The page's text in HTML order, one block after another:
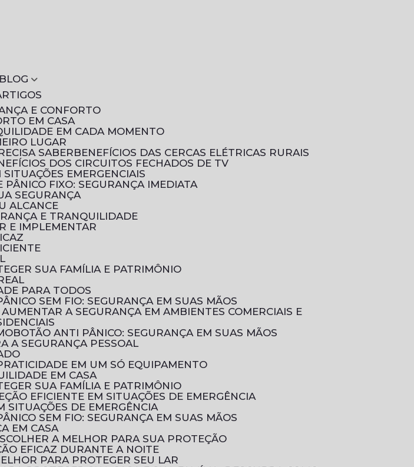
BLOG
ARTIGOS
E CONFORTO
EM CASA
EM CADA MOMENTO
LUGAR
SABER
BENEFÍCIOS DAS CERCAS ELÉTRICAS RURAIS
DOS CIRCUITOS FECHADOS DE TV
EMERGENCIAIS
PÂNICO FIXO: SEGURANÇA IMEDIATA
SEGURANÇA
ALCANCE
E TRANQUILIDADE
E IMPLEMENTAR
SUA FAMÍLIA E PATRIMÔNIO
PARA TODOS
SEM FIO: SEGURANÇA EM SUAS MÃOS
BOTÃO ANTI PÂNICO: SEGURANÇA EM SUAS MÃOS
A SEGURANÇA PESSOAL
EM UM SÓ EQUIPAMENTO
EM CASA
SUA FAMÍLIA E PATRIMÔNIO
EFICIENTE EM SITUAÇÕES DE EMERGÊNCIA
SITUAÇÕES DE EMERGÊNCIA
SEM FIO: SEGURANÇA EM SUAS MÃOS
EM CASA
A MELHOR PARA SUA PROTEÇÃO
EFICAZ DURANTE A NOITE
PARA PROTEGER SEU LAR